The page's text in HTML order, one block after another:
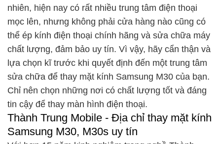
nhiên, hiện nay có rất nhiều trung tâm điện thoại
mọc lên, nhưng không phải cửa hàng nào cũng có
thể ép kính điện thoại chính hãng và sửa chữa máy
chất lượng, đảm bảo uy tín. Vì vậy, hãy cẩn thận và
lựa chọn kĩ trước khi quyết định đến một trung tâm
sửa chữa để thay mặt kính Samsung M30 của bạn.
Chỉ nên chọn những nơi có chất lượng tốt và đáng
tin cậy để thay màn hình điện thoại.
Thành Trung Mobile - Địa chỉ thay mặt kính
Samsung M30, M30s uy tín